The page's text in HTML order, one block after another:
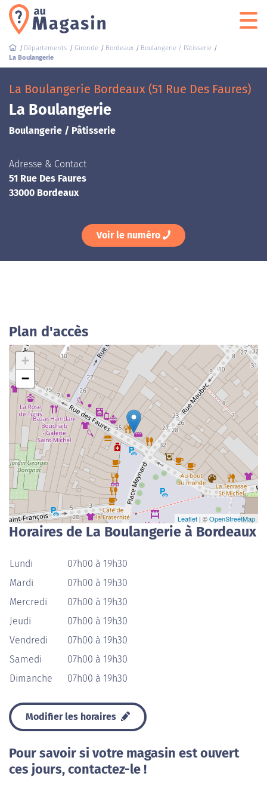
Départements Gironde Bordeaux
Boulangerie / Pâtisserie
La Boulangerie
La Boulangerie Bordeaux (51 Rue Des Faures)
La Boulangerie
Boulangerie / Pâtisserie
Adresse & Contact
51 Rue Des Faures
33000 Bordeaux
Voir le numéro
Plan d'accès
+
−
Leaflet | ©OpenStreetMap
Horaires de La Boulangerie à Bordeaux
Lundi
07h00 à 19h30
Mardi
07h00 à 19h30
Mercredi
07h00 à 19h30
Jeudi
07h00 à 19h30
Vendredi
07h00 à 19h30
Samedi
07h00 à 19h30
Dimanche
07h00 à 19h30
Modifier les horaires
Pour savoir si votre magasin est ouvert
ces jours, contactez-le !